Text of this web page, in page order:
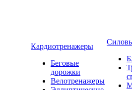
Кардиотренажеры
Беговые
дорожки
Велотренажеры